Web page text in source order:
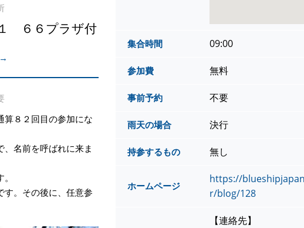
６６プラザ付
算８２回目の参加にな
名前を呼ばれに来ま
す。その後に、任意参
集合時間 09:00
参加費 無料
事前予約 不要
雨天の場合 決行
持参するもの 無し
ホームページ
https://
r/blog/128
【連絡先】